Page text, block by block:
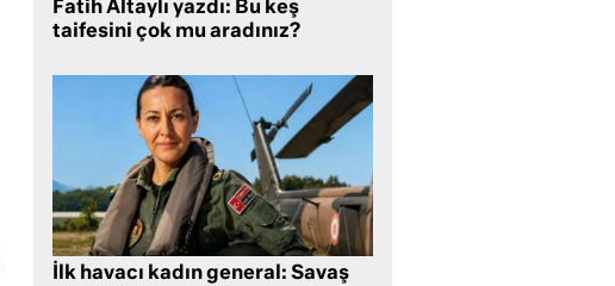
Fatih Altaylı yazdı: Bu keş
taifesini çok mu aradınız?
İlk havacı kadın general: Savaş